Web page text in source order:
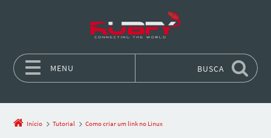
MENU BUSCA
Início Tutorial Como criar um link no Linux